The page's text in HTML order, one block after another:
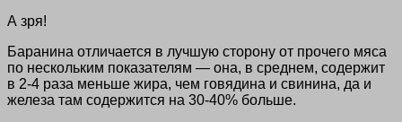
А зря!
Баранина отличается в лучшую сторону от прочего мяса
по нескольким показателям — она, в среднем, содержит
в 2-4 раза меньше жира, чем говядина и свинина, да и
железа там содержится на 30-40% больше.